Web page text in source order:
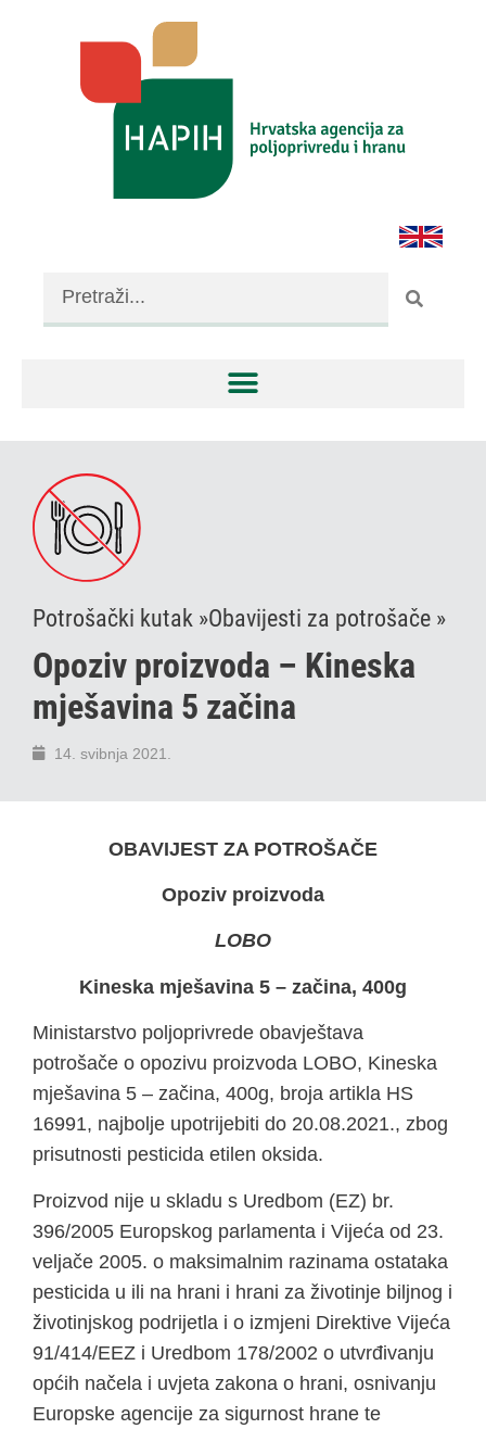
Potrošački kutak »Obavijesti za potrošače »
Opoziv proizvoda – Kineska
mješavina 5 začina
14. svibnja 2021.
OBAVIJEST ZA POTROŠAČE
Opoziv proizvoda
LOBO
Kineska mješavina 5 – začina, 400g
Ministarstvo poljoprivrede obavještava
potrošače o opozivu proizvoda LOBO, Kineska
mješavina 5 – začina, 400g, broja artikla HS
16991, najbolje upotrijebiti do 20.08.2021., zbog
prisutnosti pesticida etilen oksida.
Proizvod nije u skladu s Uredbom (EZ) br.
396/2005 Europskog parlamenta i Vijeća od 23.
veljače 2005. o maksimalnim razinama ostataka
pesticida u ili na hrani i hrani za životinje biljnog i
životinjskog podrijetla i o izmjeni Direktive Vijeća
91/414/EEZ i Uredbom 178/2002 o utvrđivanju
općih načela i uvjeta zakona o hrani, osnivanju
Europske agencije za sigurnost hrane te